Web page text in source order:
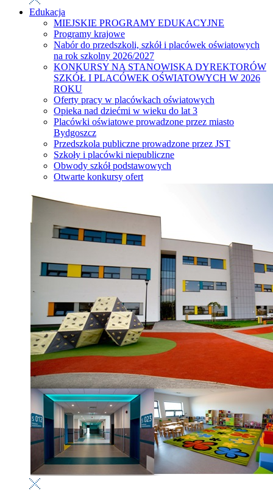
Edukacja
MIEJSKIE PROGRAMY EDUKACYJNE
Programy krajowe
Nabór do przedszkoli, szkół i placówek oświatowych
na rok szkolny 2026/2027
KONKURSY NA STANOWISKA DYREKTORÓW
SZKÓŁ I PLACÓWEK OŚWIATOWYCH W 2026
ROKU
Oferty pracy w placówkach oświatowych
Opieka nad dziećmi w wieku do lat 3
Placówki oświatowe prowadzone przez miasto
Bydgoszcz
Przedszkola publiczne prowadzone przez JST
Szkoły i placówki niepubliczne
Obwody szkół podstawowych
Otwarte konkursy ofert